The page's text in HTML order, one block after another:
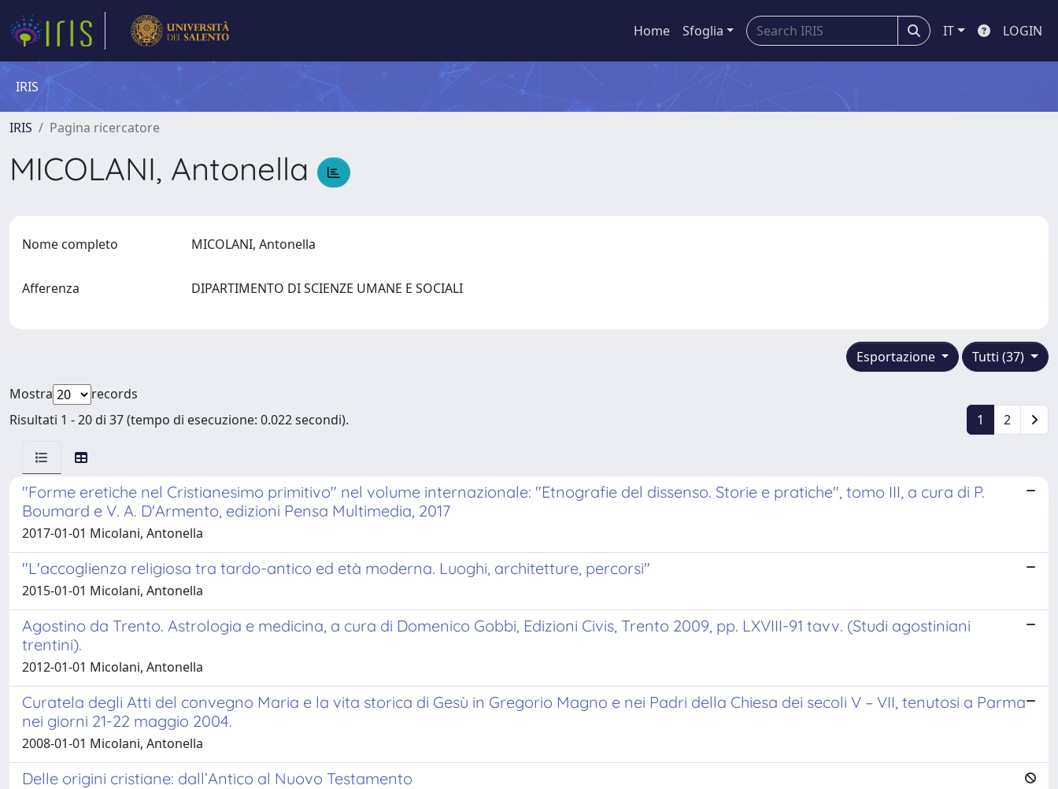
Home Sfoglia IT LOGIN
IRIS
IRIS Pagina ricercatore
MICOLANI, Antonella
Nome completo MICOLANI, Antonella
Afferenza DIPARTIMENTO DI SCIENZE UMANE E SOCIALI
Tutti (37)
Esportazione
Mostra
records
Risultati 1 - 20 di 37 (tempo di esecuzione: 0.022 secondi).
1 2
"Forme eretiche nel Cristianesimo primitivo" nel volume internazionale: "Etnografie del dissenso. Storie e pratiche", tomo III, a cura di P.
Boumard e V. A. D'Armento, edizioni Pensa Multimedia, 2017
2017-01-01 Micolani, Antonella
"L'accoglienza religiosa tra tardo-antico ed età moderna. Luoghi, architetture, percorsi"
2015-01-01 Micolani, Antonella
Agostino da Trento. Astrologia e medicina, a cura di Domenico Gobbi, Edizioni Civis, Trento 2009, pp. LXVIII-91 tavv. (Studi agostiniani
trentini).
2012-01-01 Micolani, Antonella
Curatela degli Atti del convegno Maria e la vita storica di Gesù in Gregorio Magno e nei Padri della Chiesa dei secoli V – VII, tenutosi a Parma
nei giorni 21-22 maggio 2004.
2008-01-01 Micolani, Antonella
Delle origini cristiane: dall’Antico al Nuovo Testamento